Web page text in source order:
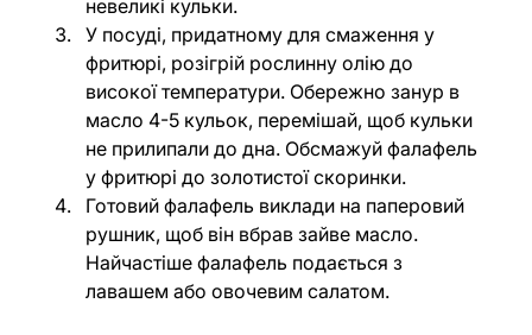
невеликі кульки.
У посуді, придатному для смаження у
фритюрі, розігрій рослинну олію до
високої температури. Обережно занур в
масло 4-5 кульок, перемішай, щоб кульки
не прилипали до дна. Обсмажуй фалафель
у фритюрі до золотистої скоринки.
Готовий фалафель виклади на паперовий
рушник, щоб він вбрав зайве масло.
Найчастіше фалафель подається з
лавашем або овочевим салатом.